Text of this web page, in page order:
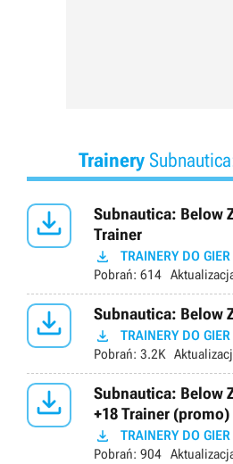
Trainery

Subnautica: Below
Trainer
 TRAINERY DO GIER
Pobrań: 614
 Subnautica: Below
 TRAINERY DO GIER
Pobrań: 3.2K

Subnautica: Below
+18 Trainer (promo)
 TRAINERY DO GIER
Pobrań: 904